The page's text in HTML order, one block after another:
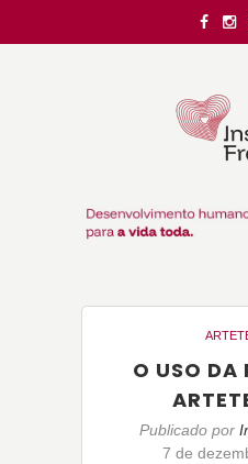
O USO DA
Publicado por
7 de